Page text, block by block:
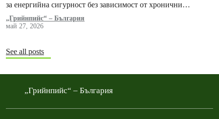
за енергийна сигурност без зависимост от хронични
замърсители
„Грийнпийс“ – България
май 27, 2026
See all posts
„Грийнпийс“ – България